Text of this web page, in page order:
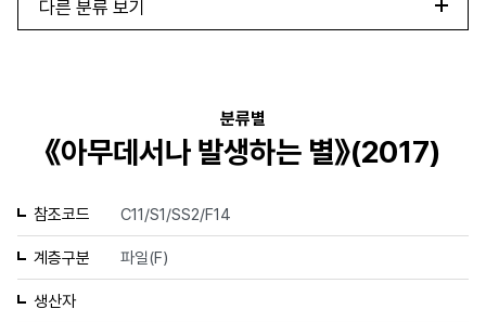
다른 분류 보기
분류별
《아무데서나 발생하는 별》(2017)
참조코드 C11/S1/SS2/F14
계층구분 파일(F)
생산자